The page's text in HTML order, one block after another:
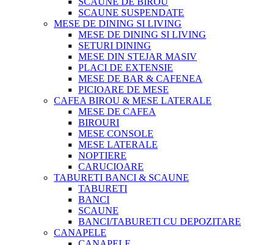
SCAUNE SUSPENDATE
MESE DE DINING SI LIVING
MESE DE DINING SI LIVING
SETURI DINING
MESE DIN STEJAR MASIV
PLACI DE EXTENSIE
MESE DE BAR & CAFENEA
PICIOARE DE MESE
CAFEA BIROU & MESE LATERALE
MESE DE CAFEA
BIROURI
MESE CONSOLE
MESE LATERALE
NOPTIERE
CARUCIOARE
TABURETI BANCI & SCAUNE
TABURETI
BANCI
SCAUNE
BANCI/TABURETI CU DEPOZITARE
CANAPELE